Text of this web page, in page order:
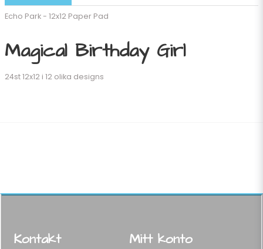
Echo Park - 12x12 Paper Pad
Magical Birthday Girl
24st 12x12 i 12 olika designs
Kontakt Mitt konto